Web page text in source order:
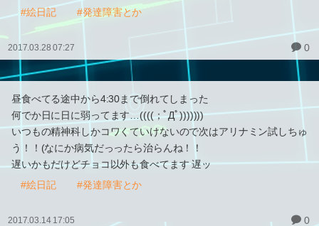
#絵日記 #発達障害とか
2017.03.28 07:27 0
昼食べてる途中から4:30まで倒れてしまった
何でか日に日に弱ってます…((((；ﾟДﾟ)))))))
いつもの精神科しかコワくていけないので次はアリナミン試しちゅ
う！！(なにか病気だっったら治らんね！！
遅いかもだけどチョコ以外も食べてます 遅ッ
#絵日記
#発達障害とか
2017.03.14 17:05 0